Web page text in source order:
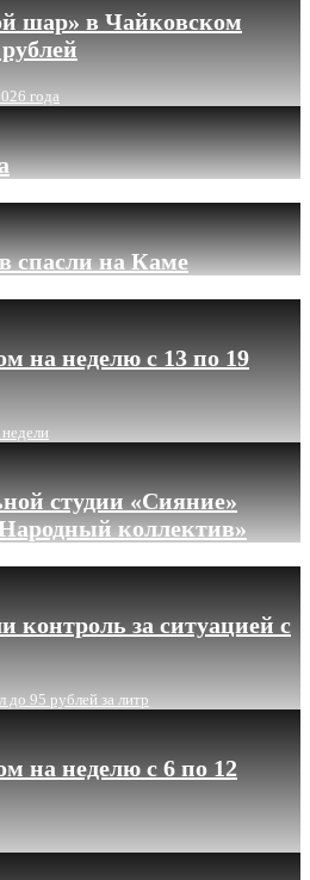
шар» в Чайковском
года
спасли на Каме
на неделю с 13 по 19
студии «Сияние»
коллектив»
контроль за ситуацией с
до 95 рублей за литр
на неделю с 6 по 12